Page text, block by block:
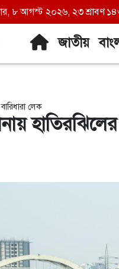
৮ আগস্ট ২০২৬, ২৩ শ্রাবণ
জাতীয়
লেক